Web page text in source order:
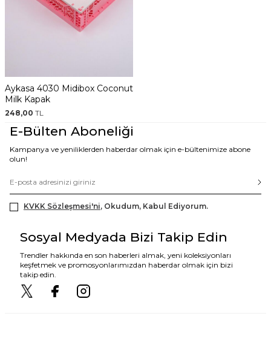
Aykasa 4030 Midibox Coconut
Milk Kapak
248,00 TL
E-Bülten Aboneliği
Kampanya ve yeniliklerden haberdar olmak için e-bültenimize abone
olun!
KVKK Sözleşmesi'ni, Okudum, Kabul Ediyorum.
Sosyal Medyada Bizi Takip Edin
Trendler hakkında en son haberleri almak, yeni koleksiyonları
keşfetmek ve promosyonlarımızdan haberdar olmak için bizi
takip edin.